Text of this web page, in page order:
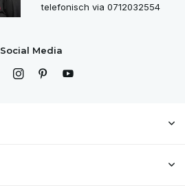
telefonisch via 0712032554
Social Media